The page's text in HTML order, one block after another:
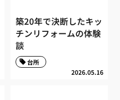
築20年で決断したキッ
チンリフォームの体験
談
2026.05.16
台所